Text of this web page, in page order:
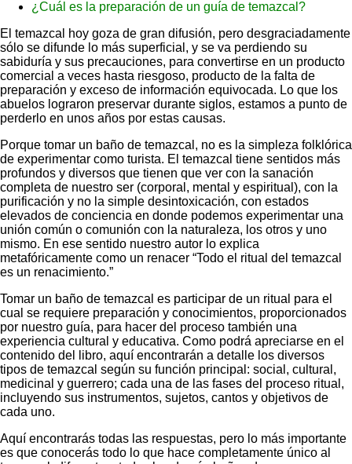
¿Cuál es la preparación de un guía de temazcal?
El temazcal hoy goza de gran difusión, pero desgraciadamente
sólo se difunde lo más superficial, y se va perdiendo su
sabiduría y sus precauciones, para convertirse en un producto
comercial a veces hasta riesgoso, producto de la falta de
preparación y exceso de información equivocada. Lo que los
abuelos lograron preservar durante siglos, estamos a punto de
perderlo en unos años por estas causas.
Porque tomar un baño de temazcal, no es la simpleza folklórica
de experimentar como turista. El temazcal tiene sentidos más
profundos y diversos que tienen que ver con la sanación
completa de nuestro ser (corporal, mental y espiritual), con la
purificación y no la simple desintoxicación, con estados
elevados de conciencia en donde podemos experimentar una
unión común o comunión con la naturaleza, los otros y uno
mismo. En ese sentido nuestro autor lo explica
metafóricamente como un renacer “Todo el ritual del temazcal
es un renacimiento.”
Tomar un baño de temazcal es participar de un ritual para el
cual se requiere preparación y conocimientos, proporcionados
por nuestro guía, para hacer del proceso también una
experiencia cultural y educativa. Como podrá apreciarse en el
contenido del libro, aquí encontrarán a detalle los diversos
tipos de temazcal según su función principal: social, cultural,
medicinal y guerrero; cada una de las fases del proceso ritual,
incluyendo sus instrumentos, sujetos, cantos y objetivos de
cada uno.
Aquí encontrarás todas las respuestas, pero lo más importante
es que conocerás todo lo que hace completamente único al